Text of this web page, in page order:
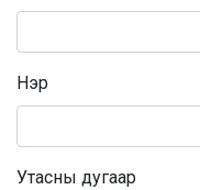
Нэр
Утасны дугаар